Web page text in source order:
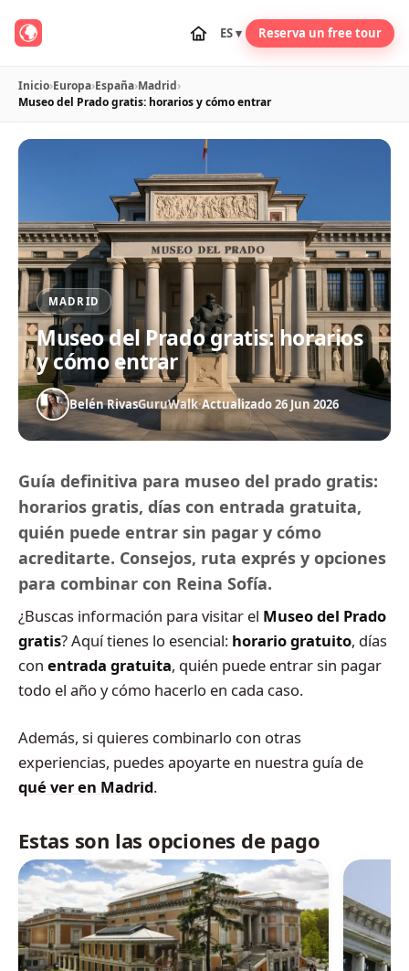
ES ▾ Reserva un free tour
Inicio›Europa›España›Madrid›
Museo del Prado gratis: horarios y cómo entrar
MADRID
Museo del Prado gratis: horarios
y cómo entrar
Belén RivasGuruWalk·Actualizado 26 Jun 2026
Guía definitiva para museo del prado gratis:
horarios gratis, días con entrada gratuita,
quién puede entrar sin pagar y cómo
acreditarte. Consejos, ruta exprés y opciones
para combinar con Reina Sofía.
¿Buscas información para visitar el Museo del Prado
gratis? Aquí tienes lo esencial: horario gratuito, días
con entrada gratuita, quién puede entrar sin pagar
todo el año y cómo hacerlo en cada caso.
Además, si quieres combinarlo con otras
experiencias, puedes apoyarte en nuestra guía de
qué ver en Madrid.
Estas son las opciones de pago